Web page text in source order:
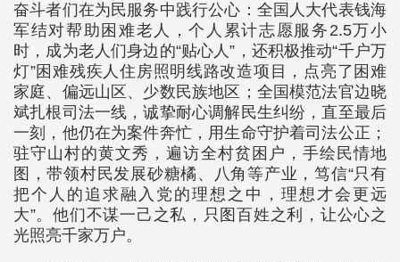
奋斗者们在为民服务中践行公心：全国人大代表钱海
军结对帮助困难老人，个人累计志愿服务2.5万小
时，成为老人们身边的“贴心人”，还积极推动“千户万
灯”困难残疾人住房照明线路改造项目，点亮了困难
家庭、偏远山区、少数民族地区；全国模范法官边晓
斌扎根司法一线，诚挚耐心调解民生纠纷，直至最后
一刻，他仍在为案件奔忙，用生命守护着司法公正；
驻守山村的黄文秀，遍访全村贫困户，手绘民情地
图，带领村民发展砂糖橘、八角等产业，笃信“只有
把个人的追求融入党的理想之中，理想才会更远
大”。他们不谋一己之私，只图百姓之利，让公心之
光照亮千家万户。